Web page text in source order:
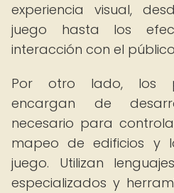
experiencia visual,
juego hasta los
interacción con el
Por otro lado, los
encargan de
necesario para
mapeo de edificios y
juego. Utilizan
especializados y